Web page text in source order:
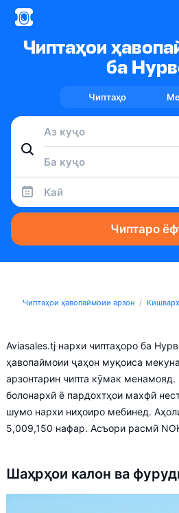
Чиптаҳои
ба
Чиптаҳо
Кай
Чиптаро
Чиптаҳои ҳавопаймоии арзон
Aviasales.tj нархи чиптаҳоро ба
ҳавопаймоии ҷаҳон муқоиса
арзонтарин чипта кӯмак менамояд.
болонархӣ ё пардохтҳои махфӣ
шумо нархи ниҳоиро мебинед.
5,009,150 нафар. Асъори расмӣ
Шаҳрҳои калон ва